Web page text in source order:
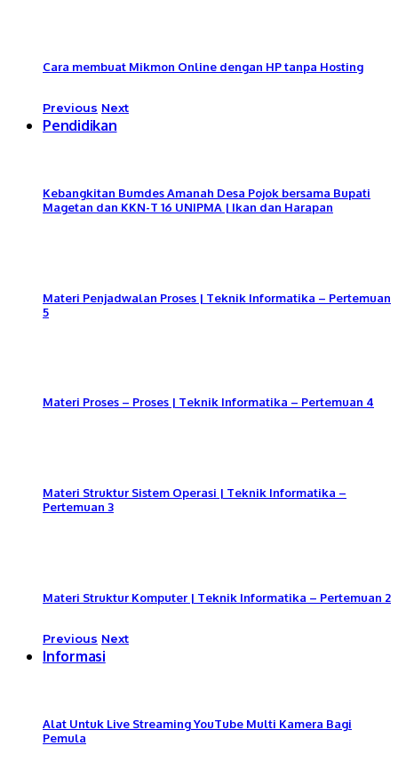
Cara membuat Mikmon Online dengan HP tanpa Hosting
Previous Next
Pendidikan
Kebangkitan Bumdes Amanah Desa Pojok bersama Bupati
Magetan dan KKN-T 16 UNIPMA | Ikan dan Harapan
Materi Penjadwalan Proses | Teknik Informatika – Pertemuan
5
Materi Proses – Proses | Teknik Informatika – Pertemuan 4
Materi Struktur Sistem Operasi | Teknik Informatika –
Pertemuan 3
Materi Struktur Komputer | Teknik Informatika – Pertemuan 2
Previous Next
Informasi
Alat Untuk Live Streaming YouTube Multi Kamera Bagi
Pemula